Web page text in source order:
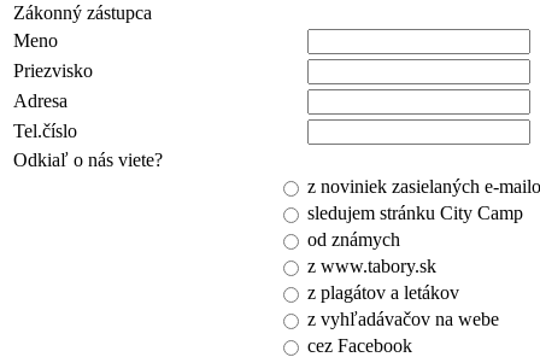
Zákonný zástupca
Meno
Priezvisko
Adresa
Tel.číslo
Odkiaľ o nás viete?
z noviniek zasielaných e-
sledujem stránku City Camp
od známych
z www.tabory.sk
z plagátov a letákov
z vyhľadávačov na webe
cez Facebook